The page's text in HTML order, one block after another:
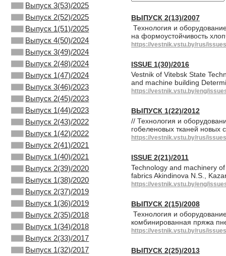
Выпуск 3(53)/2025
Выпуск 2(52)/2025
Выпуск 1(51)/2025
Выпуск 4(50)/2024
Выпуск 3(49)/2024
Выпуск 2(48)/2024
Выпуск 1(47)/2024
Выпуск 3(46)/2023
Выпуск 2(45)/2023
Выпуск 1(44)/2023
Выпуск 2(43)/2022
Выпуск 1(42)/2022
Выпуск 2(41)/2021
Выпуск 1(40)/2021
Выпуск 2(39)/2020
Выпуск 1(38)/2020
Выпуск 2(37)/2019
Выпуск 1(36)/2019
Выпуск 2(35)/2018
Выпуск 1(34)/2018
Выпуск 2(33)/2017
Выпуск 1(32)/2017
ВЫПУСК 2(13)/2007
Технология и
на формоустойчивость
https://vestnik.vstu.by/rus/
ISSUE 1(30)/2016
Vestnik of Vitebsk State
and machine building
https://vestnik.vstu.by/eng/
ВЫПУСК 1(22)/2012
// Технология и
гобеленовых тканей новых
https://vestnik.vstu.by/rus/
ISSUE 2(21)/2011
Technology and machinery
fabrics Akindinova N.S.,
https://vestnik.vstu.by/eng/
ВЫПУСК 2(15)/2008
Технология и
комбинированная пряжа
https://vestnik.vstu.by/rus/
ВЫПУСК 2(25)/2013